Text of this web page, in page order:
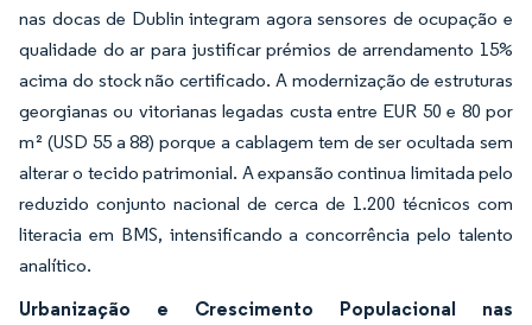
nas docas de Dublin integram agora sensores de ocupação e
qualidade do ar para justificar prémios de arrendamento 15%
acima do stock não certificado. A modernização de estruturas
georgianas ou vitorianas legadas custa entre EUR 50 e 80 por
m² (USD 55 a 88) porque a cablagem tem de ser ocultada sem
alterar o tecido patrimonial. A expansão continua limitada pelo
reduzido conjunto nacional de cerca de 1.200 técnicos com
literacia em BMS, intensificando a concorrência pelo talento
analítico.
Urbanização e Crescimento Populacional nas